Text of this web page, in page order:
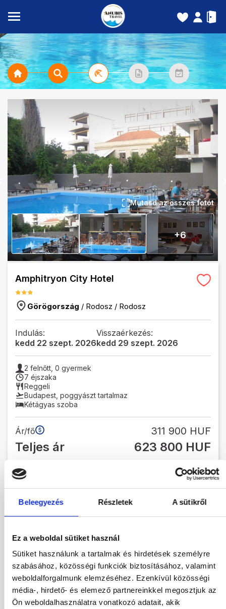
Beleegyezés Részletek A sütikről
Ez a weboldal sütiket használ
Sütiket használunk a tartalmak és hirdetések személyre
szabásához, közösségi funkciók biztosításához, valamint
weboldalforgalmunk elemzéséhez. Ezenkívül közösségi
média-, hirdető- és elemező partnereinkkel megosztjuk az
Ön weboldalhasználatra vonatkozó adatait, akik
Mutasd az összes fotót
+6
Amphitryon City Hotel
Görögország / Rodosz / Rodosz
Indulás:
kedd 22 szept. 2026
Visszaérkezés:
kedd 29 szept. 2026
2 felnőtt, 0 gyermek
7 éjszaka
Reggeli
Budapest poggyászt tartalmaz
Kétágyas szoba
Ár/fő 311 900 HUF
Teljes ár 623 800 HUF
Más időpontok Hotel leírás
Program leírás Várható menetrend
Térkép
Indulás helye:
Budapest